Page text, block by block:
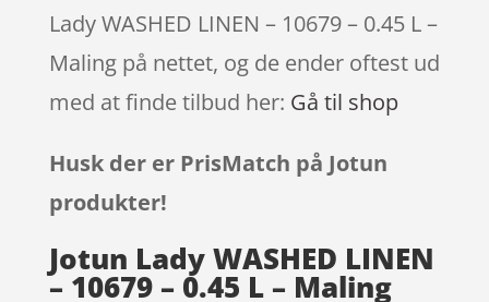
Lady WASHED LINEN – 10679 – 0.45 L –
Maling på nettet, og de ender oftest ud
med at finde tilbud her: Gå til shop
Husk der er PrisMatch på Jotun
produkter!
Jotun Lady WASHED LINEN
– 10679 – 0.45 L – Maling